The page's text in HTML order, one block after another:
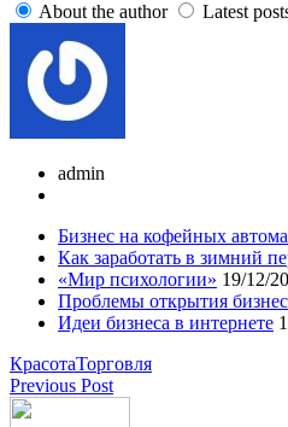
About the author Latest
admin
Бизнес на кофейных
Как заработать в зимний
«Мир психологии» 19/12/
Проблемы открытия
Идеи бизнеса в интернете
КрасотаТорговля
Previous Post